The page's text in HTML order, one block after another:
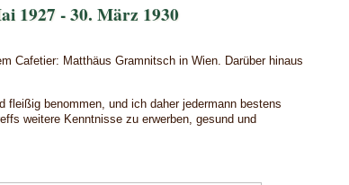
1927 - 30. März 1930
Cafetier: Matthäus Gramnitsch in Wien. Darüber hinaus
fleißig benommen, und ich daher jedermann bestens
weitere Kenntnisse zu erwerben, gesund und